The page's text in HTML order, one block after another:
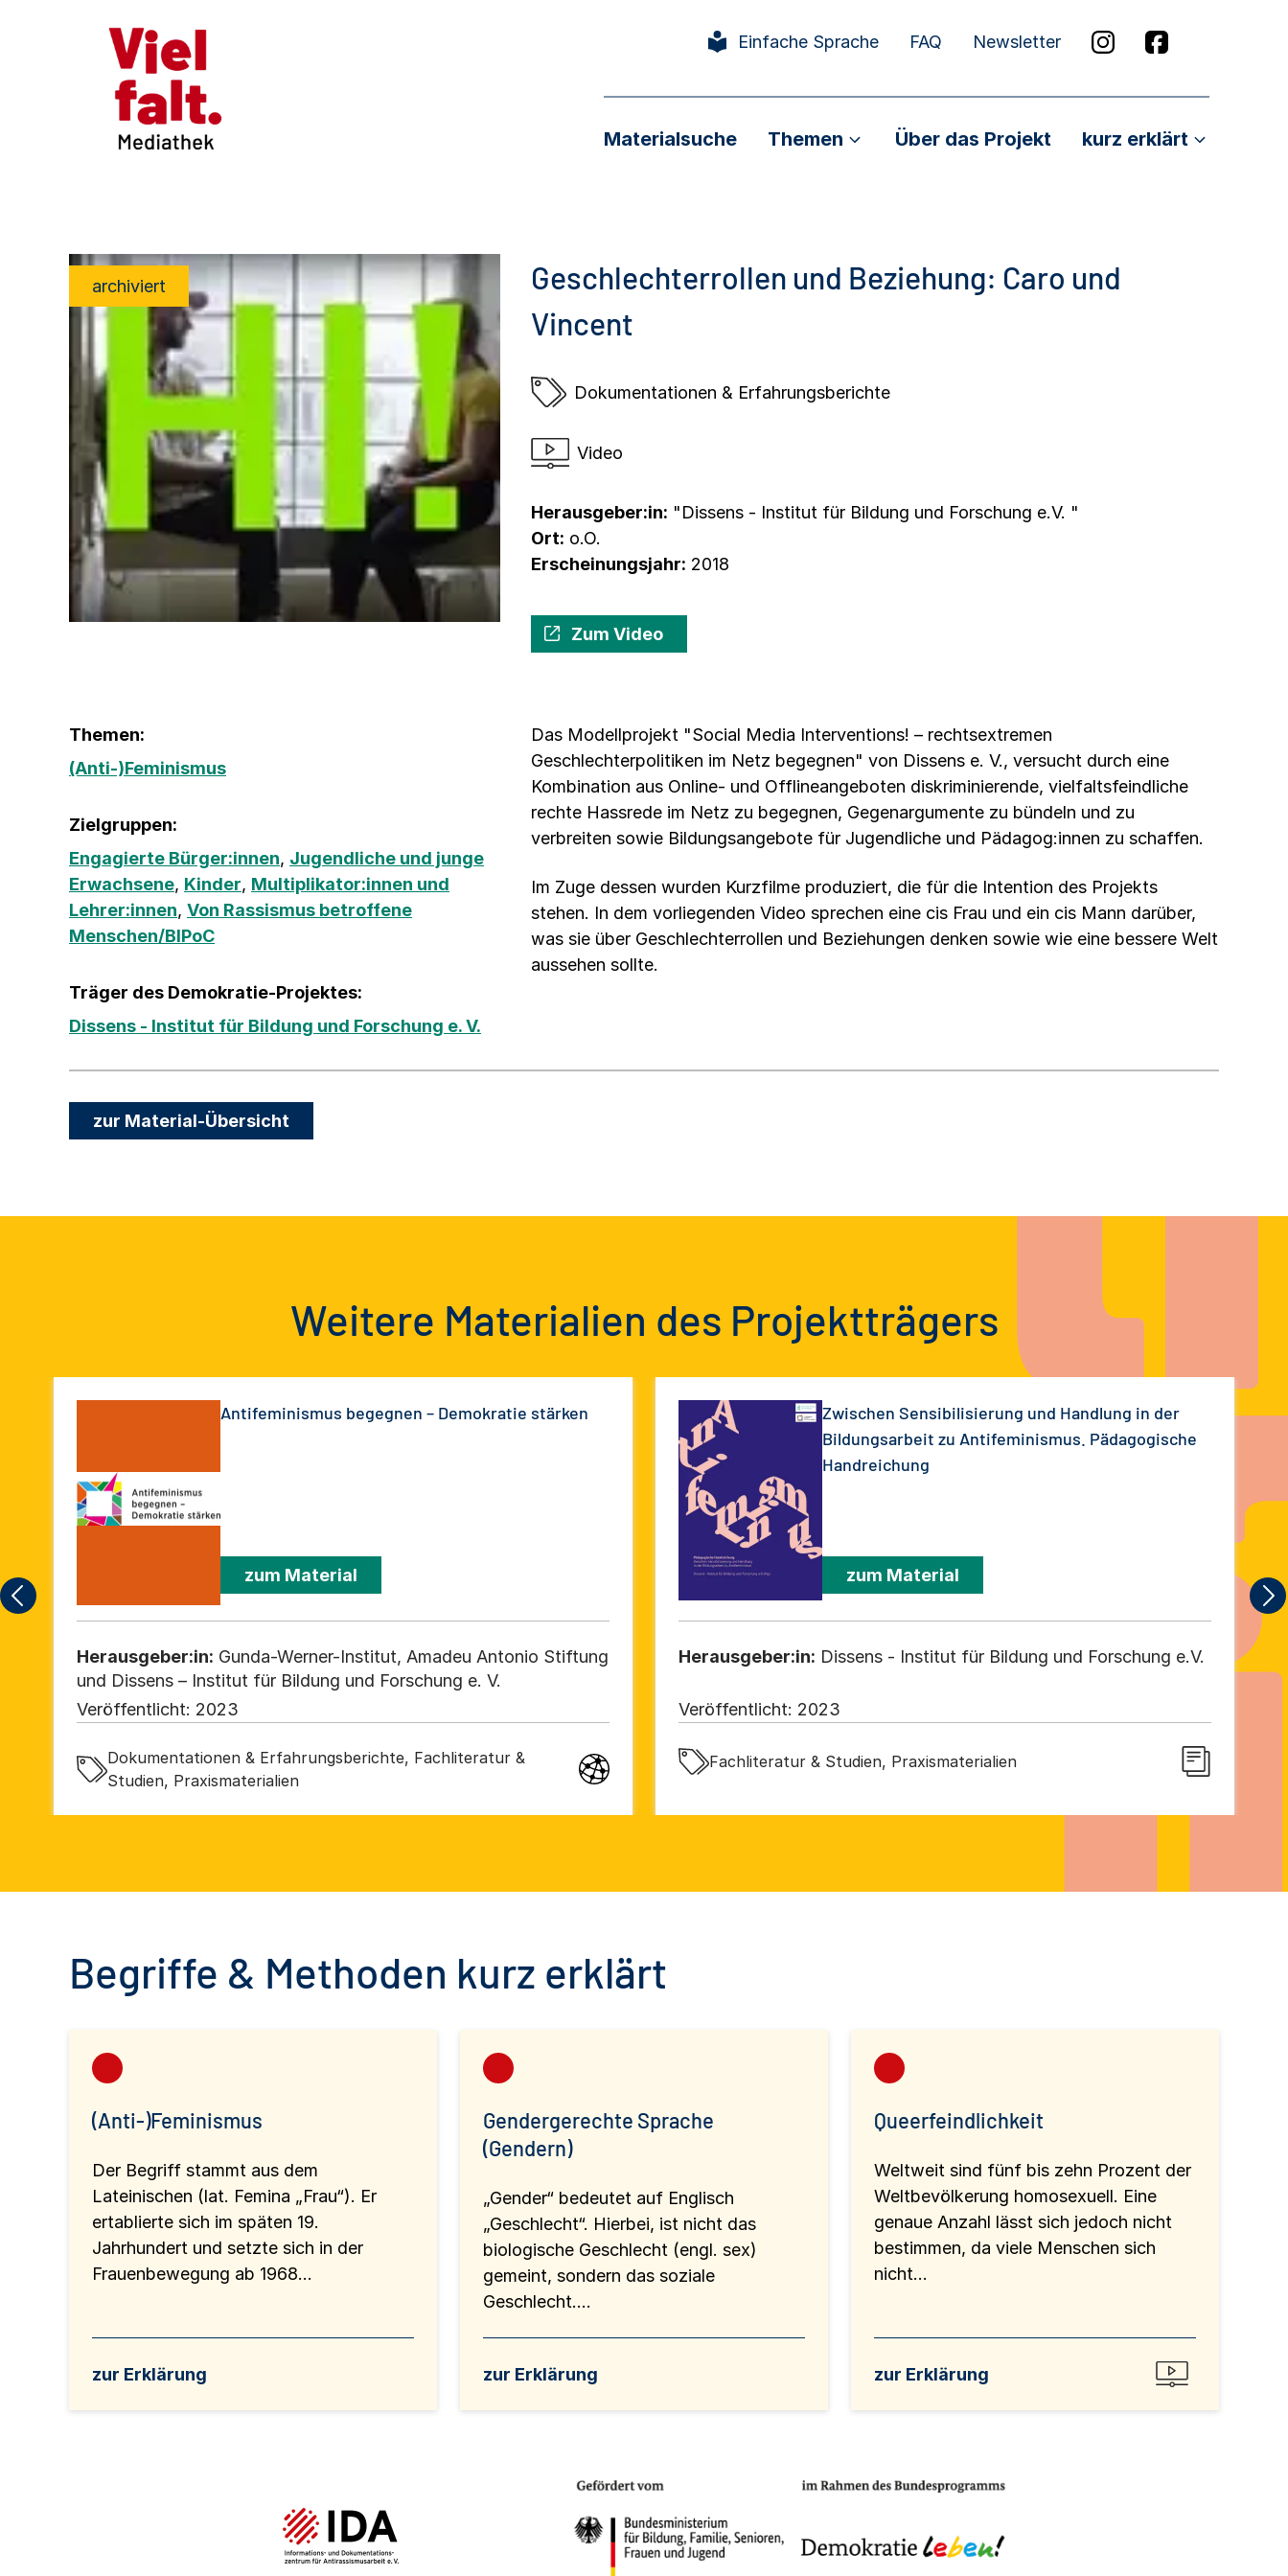
Einfache Sprache FAQ Newsletter
Materialsuche Themen Über das Projekt kurz erklärt
archiviert
Geschlechterrollen und Beziehung: Caro und
Vincent
Dokumentationen & Erfahrungsberichte
Video
Herausgeber:in: "Dissens - Institut für Bildung und Forschung e.V. "
Ort: o.O.
Erscheinungsjahr: 2018
Zum Video
Themen:
(Anti-)Feminismus
Zielgruppen:
Engagierte Bürger:innen, Jugendliche und junge
Erwachsene, Kinder, Multiplikator:innen und
Lehrer:innen, Von Rassismus betroffene
Menschen/BIPoC
Träger des Demokratie-Projektes:
Dissens - Institut für Bildung und Forschung e. V.
Das Modellprojekt "Social Media Interventions! – rechtsextremen
Geschlechterpolitiken im Netz begegnen" von Dissens e. V., versucht durch eine
Kombination aus Online- und Offlineangeboten diskriminierende, vielfaltsfeindliche
rechte Hassrede im Netz zu begegnen, Gegenargumente zu bündeln und zu
verbreiten sowie Bildungsangebote für Jugendliche und Pädagog:innen zu schaffen.
Im Zuge dessen wurden Kurzfilme produziert, die für die Intention des Projekts
stehen. In dem vorliegenden Video sprechen eine cis Frau und ein cis Mann darüber,
was sie über Geschlechterrollen und Beziehungen denken sowie wie eine bessere Welt
aussehen sollte.
zur Material-Übersicht
Weitere Materialien des Projektträgers
Antifeminismus begegnen – Demokratie stärken
zum Material
Herausgeber:in: Gunda-Werner-Institut, Amadeu Antonio Stiftung
und Dissens – Institut für Bildung und Forschung e. V.
Veröffentlicht: 2023
Dokumentationen & Erfahrungsberichte, Fachliteratur &
Studien, Praxismaterialien
Zwischen Sensibilisierung und Handlung in der
Bildungsarbeit zu Antifeminismus. Pädagogische
Handreichung
zum Material
Herausgeber:in: Dissens - Institut für Bildung und Forschung e.V.
Veröffentlicht: 2023
Fachliteratur & Studien, Praxismaterialien
Begriffe & Methoden kurz erklärt
(Anti-)Feminismus
Der Begriff stammt aus dem
Lateinischen (lat. Femina „Frau“). Er
ertablierte sich im späten 19.
Jahrhundert und setzte sich in der
Frauenbewegung ab 1968...
zur Erklärung
Gendergerechte Sprache
(Gendern)
„Gender“ bedeutet auf Englisch
„Geschlecht“. Hierbei, ist nicht das
biologische Geschlecht (engl. sex)
gemeint, sondern das soziale
Geschlecht....
zur Erklärung
Queerfeindlichkeit
Weltweit sind fünf bis zehn Prozent der
Weltbevölkerung homosexuell. Eine
genaue Anzahl lässt sich jedoch nicht
bestimmen, da viele Menschen sich
nicht...
zur Erklärung